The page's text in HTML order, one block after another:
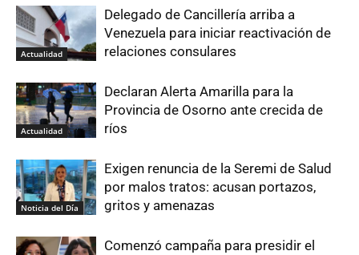
Actualidad
Delegado de Cancillería arriba a
Venezuela para iniciar reactivación de
relaciones consulares
Actualidad
Declaran Alerta Amarilla para la
Provincia de Osorno ante crecida de
ríos
Noticia del Día
Exigen renuncia de la Seremi de Salud
por malos tratos: acusan portazos,
gritos y amenazas
Comenzó campaña para presidir el